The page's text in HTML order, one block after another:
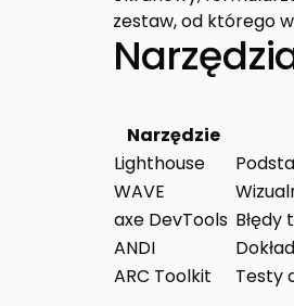
zestaw, od którego
Narzędzie
Lighthouse
WAVE
axe DevTools
ANDI
ARC Toolkit
Testy